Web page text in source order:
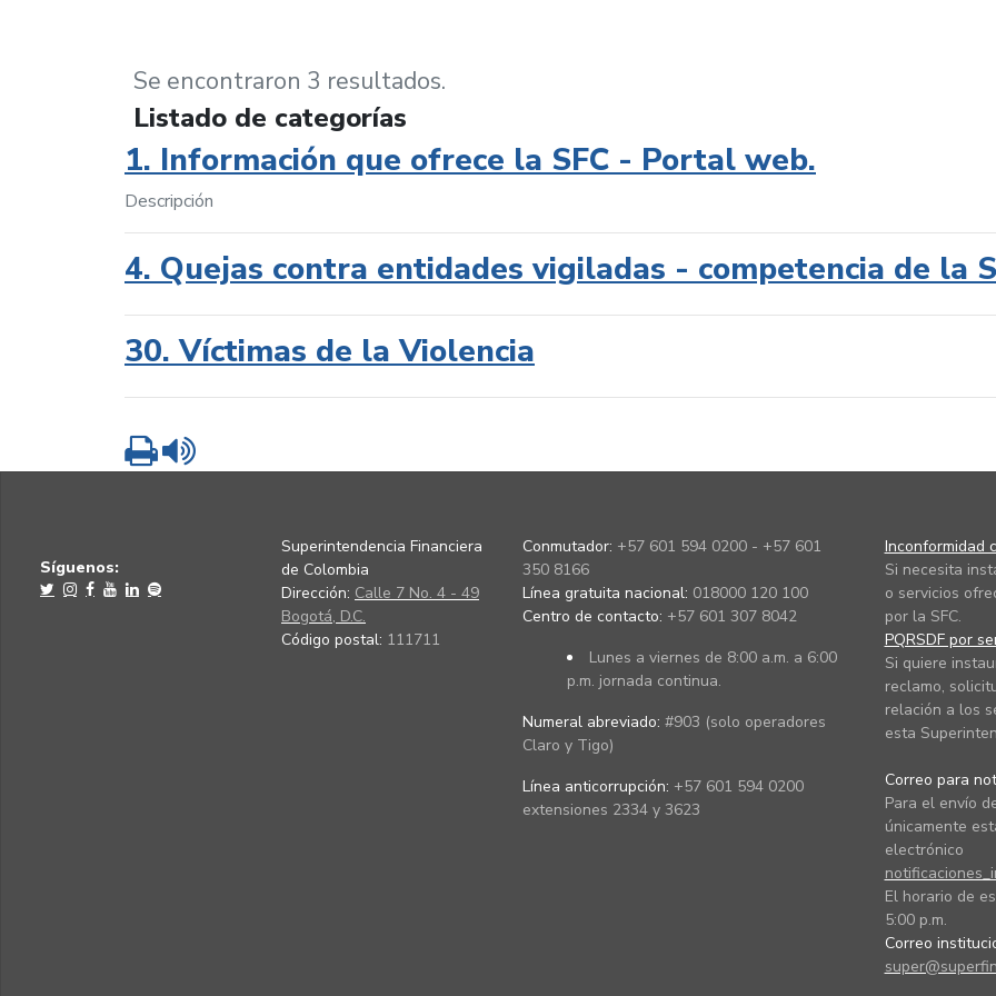
Se encontraron 3 resultados.
Listado de categorías
1. Información que ofrece la SFC - Portal web.
Descripción
4. Quejas contra entidades vigiladas - competencia de la
30. Víctimas de la Violencia
Imprimir
Síguenos:
Superintendencia Financiera
de Colombia
Dirección: Calle 7 No. 4 - 49
Bogotá, D.C.
Código postal: 111711
Conmutador: +57 601 594 0200 - +57 601
350 8166
Línea gratuita nacional: 018000 120 100
Centro de contacto: +57 601 307 8042
Lunes a viernes de 8:00 a.m. a 6:00
p.m. jornada continua.
Numeral abreviado: #903 (solo operadores
Claro y Tigo)
Línea anticorrupción: +57 601 594 0200
extensiones 2334 y 3623
Inconformidad
Si necesita
o servicios
por la SFC.
PQRSDF por
Si quiere
reclamo,
relación a los
esta
Correo para
Para el envío
únicamente
electrónico
El horario de
5:00 p.m.
Correo